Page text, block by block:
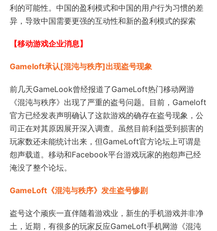
利的可能性。中国的盈利模式和中国的用户行为习惯的差
异，导致中国需要更强的互动性和新的盈利模式的探索
【移动游戏企业消息】
Gameloft承认[混沌与秩序]出现盗号现象
前几天GameLook曾经报道了GameLoft热门移动网游
《混沌与秩序》出现了严重的盗号问题。目前，Gameloft
官方已经发表声明确认了这款游戏的确存在盗号现象，公
司正在对其原因展开深入调查。虽然目前利益受到损害的
玩家数还未能统计出来，但GameLoft官方论坛上可谓是
怨声载道。移动和Facebook平台游戏玩家的抱怨声已经
淹没了整个论坛。
GameLoft《混沌与秩序》发生盗号惨剧
盗号这个顽疾一直伴随着游戏业，新生的手机游戏并非净
土，近期，有很多的玩家反应GameLoft手机网游《混沌